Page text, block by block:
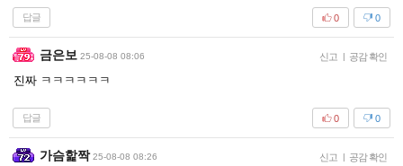
답글 0
0
금은보 25-08-08 08:06 신고 | 공감 확인
진짜 ㅋㅋㅋㅋㅋㅋ
답글 0
0
가슴핥짝 25-08-08 08:26 신고 | 공감 확인